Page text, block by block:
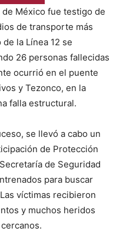
de México fue testigo de
de transporte más
la Línea 12 se
26 personas fallecidas
ocurrió en el puente
y Tezonco, en la
falla estructural.
se llevó a cabo un
de Protección
de Seguridad
para buscar
víctimas recibieron
y muchos heridos